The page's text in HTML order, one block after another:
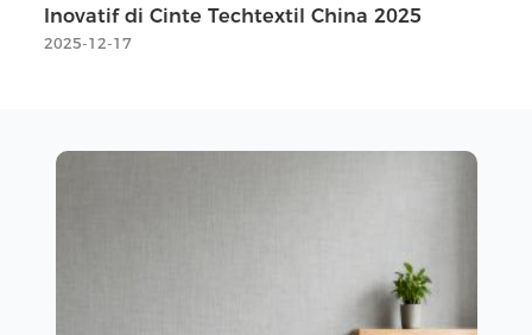
Inovatif di Cinte Techtextil China 2025
2025-12-17